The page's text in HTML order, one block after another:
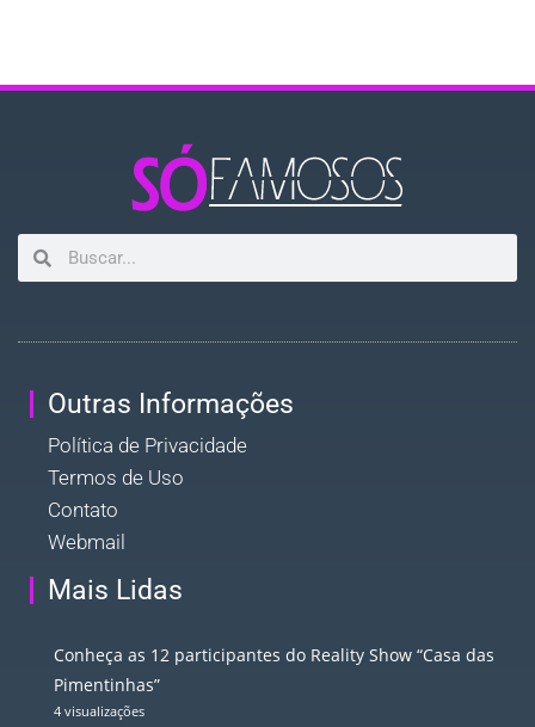
Outras Informações
Política de Privacidade
Termos de Uso
Contato
Webmail
Mais Lidas
Conheça as 12 participantes do Reality Show “Casa das
Pimentinhas”
4 visualizações